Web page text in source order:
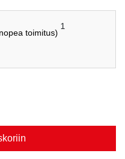
toimitus)
1